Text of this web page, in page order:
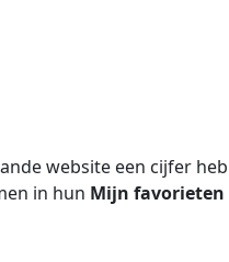
website een cijfer
in hun Mijn favorieten